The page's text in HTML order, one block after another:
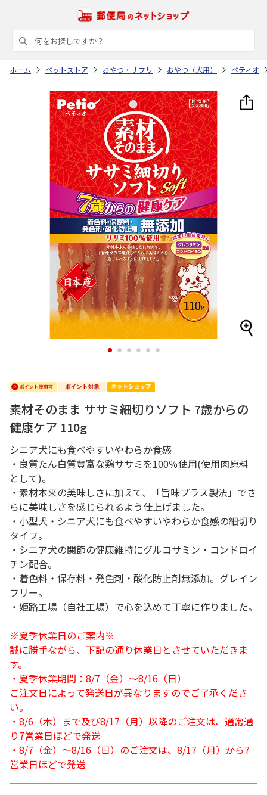
ホーム ペットストア おやつ・サプリ おやつ（犬用） ペティオ
1 2 3 4 5 6
素材そのまま ササミ細切りソフト 7歳からの
健康ケア 110g
シニア犬にも食べやすいやわらか食感
・良質たん白質豊富な鶏ササミを100％使用(使用肉原料
として)。
・素材本来の美味しさに加えて、「旨味プラス製法」でさ
らに美味しさを感じられるよう仕上げました。
・小型犬・シニア犬にも食べやすいやわらか食感の細切り
タイプ。
・シニア犬の関節の健康維持にグルコサミン・コンドロイ
チン配合。
・着色料・保存料・発色剤・酸化防止剤無添加。グレイン
フリー。
・姫路工場（自社工場）で心を込めて丁寧に作りました。
※夏季休業日のご案内※
誠に勝手ながら、下記の通り休業日とさせていただきま
す。
・夏季休業期間：8/7（金）～8/16（日）
ご注文日によって発送日が異なりますのでご了承くださ
い。
・8/6（木）まで及び8/17（月）以降のご注文は、通常通
り7営業日ほどで発送
・8/7（金）～8/16（日）のご注文は、8/17（月）から7
営業日ほどで発送